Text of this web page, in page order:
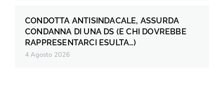
CONDOTTA ANTISINDACALE, ASSURDA
CONDANNA DI UNA DS (E CHI DOVREBBE
RAPPRESENTARCI ESULTA…)
4 Agosto 2026